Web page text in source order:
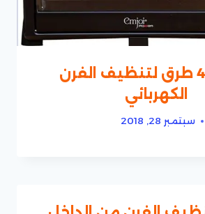
أفضل 4 طرق لتنظيف الفرن
الكهربائي
سبتمبر 28, 2018